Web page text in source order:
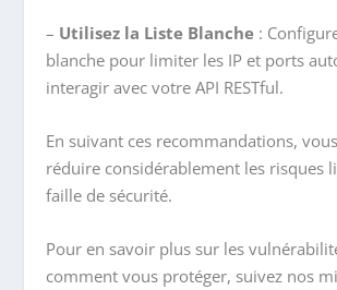
– Utilisez la Liste Blanche :
blanche pour limiter les IP et ports
interagir avec votre API RESTful.
En suivant ces recommandations,
réduire considérablement les risques
faille de sécurité.
Pour en savoir plus sur les
comment vous protéger, suivez nos